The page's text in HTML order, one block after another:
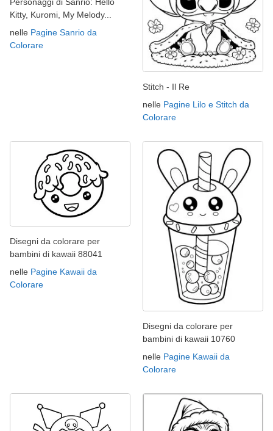
Kitty, Kuromi, My Melody...
nelle Pagine Sanrio da
Colorare
Stitch - Il Re
nelle Pagine Lilo e Stitch da
Colorare
Disegni da colorare per
bambini di kawaii 88041
nelle Pagine Kawaii da
Colorare
Disegni da colorare per
bambini di kawaii 10760
nelle Pagine Kawaii da
Colorare